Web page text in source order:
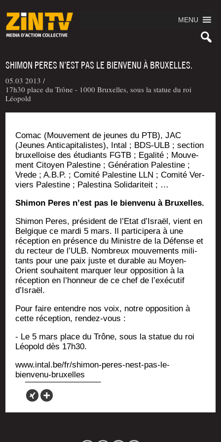
MENU
SHIMON PERES N’EST PAS LE BIENVENU À BRUXELLES.
05.03 2013 /
17h30 place du Trône - 1000 Bruxelles, sous la statue du roi
Léopold
Comac (Mou­ve­ment de jeunes du PTB), JAC
(Jeunes Anti­ca­pi­ta­listes), Intal ; BDS-ULB ; sec­tion
bruxel­loise des étu­diants FGTB ; Ega­li­té ; Mou­ve­
ment Citoyen Pales­tine ; Géné­ra­tion Pales­tine ;
Vrede ; A.B.P. ; Comi­té Pales­tine LLN ; Comi­té Ver­
viers Pales­tine ; Pales­ti­na Solidariteit ; …
Shi­mon Per­es n’est pas le bien­ve­nu à Bruxelles.
Shi­mon Per­es, pré­sident de l’Etat d’Israël, vient en
Bel­gique ce mar­di 5 mars. Il par­ti­ci­pe­ra à une
récep­tion en pré­sence du Ministre de la Défense et
du rec­teur de l’ULB. Nom­breux mou­ve­ments mili­
tants pour une paix juste et durable au Moyen-
Orient sou­haitent mar­quer leur oppo­si­tion à la
récep­tion en l’honneur de ce chef de l’exécutif
d’Israël.
Pour faire entendre nos voix, notre oppo­si­tion à
cette récep­tion, rendez-vous :
- Le 5 mars place du Trône, sous la sta­tue du roi
Léo­pold dès 17h30.
www.intal.be/fr/shimon-peres-nest-pas-le-
bienvenu-bruxelles